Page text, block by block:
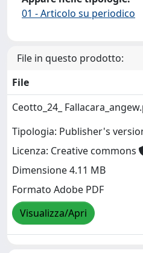
01 - Articolo su periodico
File in questo prodotto:
File
Ceotto_24_
Tipologia: Publisher's
Licenza: Creative commons
Dimensione 4.11 MB
Formato Adobe PDF
Visualizza/Apri